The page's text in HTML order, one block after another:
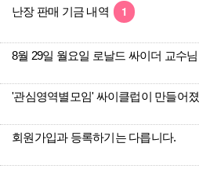
난장 판매 기금 내역 1
8월 29일 월요일 로날드 싸이더 교수
'관심영역별모임' 싸이클럽이 만들어
회원가입과 등록하기는 다릅니다.